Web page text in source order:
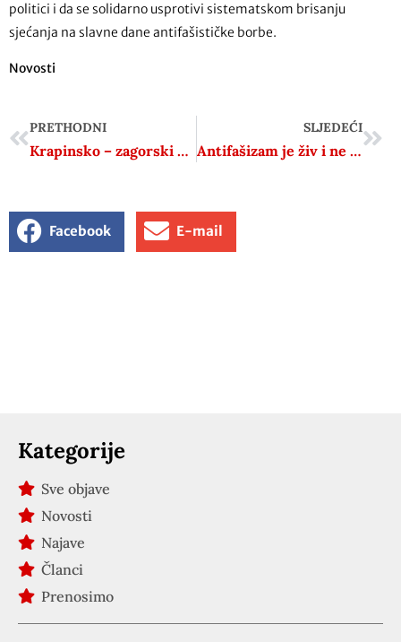
politici i da se solidarno usprotivi sistematskom brisanju
sjećanja na slavne dane antifašističke borbe.
Novosti
PRETHODNI
Krapinsko – zagorski SDP obilježio Dan antifašističke borbe: ‘Utkali su temelje na kojima je građena slobodna Europa’
SLJEDEĆI
Antifašizam je živ i ne predaje se
Facebook E-mail
Kategorije
Sve objave
Novosti
Najave
Članci
Prenosimo